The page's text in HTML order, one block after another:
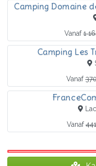
Camping Domaine
Vanaf1
Camping Les
Vanaf
Vanaf441